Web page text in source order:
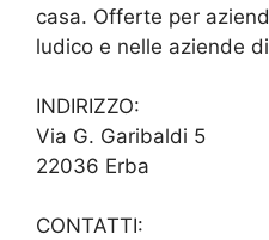
casa. Offerte per
ludico e nelle aziende
INDIRIZZO:
Via G. Garibaldi 5
22036 Erba
CONTATTI: